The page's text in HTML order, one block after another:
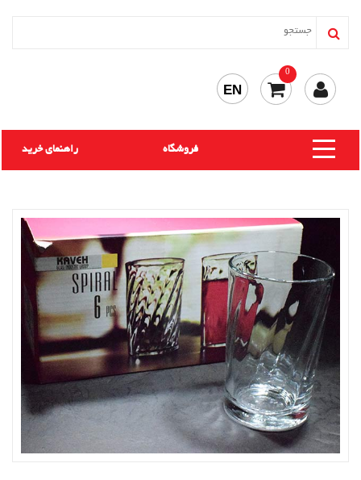
0
EN
راهنمای خرید فروشگاه